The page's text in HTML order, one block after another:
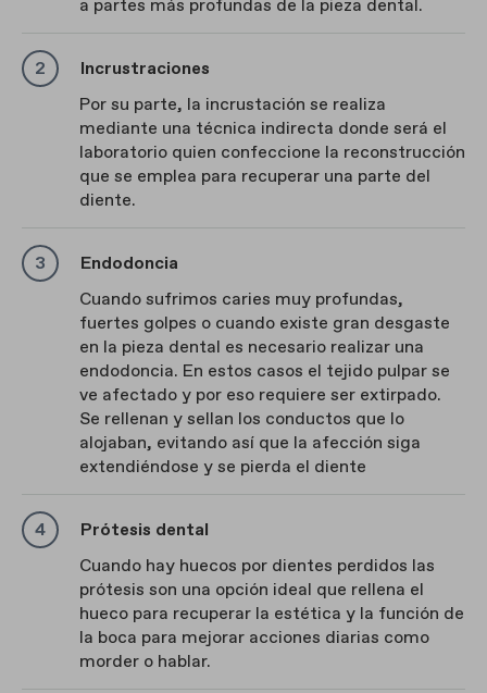
a partes más profundas de la pieza dental.
Incrustraciones
Por su parte, la incrustación se realiza
mediante una técnica indirecta donde será el
laboratorio quien confeccione la reconstrucción
que se emplea para recuperar una parte del
diente.
Endodoncia
Cuando sufrimos caries muy profundas,
fuertes golpes o cuando existe gran desgaste
en la pieza dental es necesario realizar una
endodoncia. En estos casos el tejido pulpar se
ve afectado y por eso requiere ser extirpado.
Se rellenan y sellan los conductos que lo
alojaban, evitando así que la afección siga
extendiéndose y se pierda el diente
Prótesis dental
Cuando hay huecos por dientes perdidos las
prótesis son una opción ideal que rellena el
hueco para recuperar la estética y la función de
la boca para mejorar acciones diarias como
morder o hablar.